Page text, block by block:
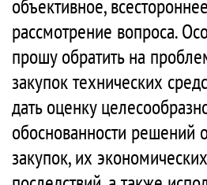
объективное,
рассмотрение вопроса.
прошу обратить на
закупок технических
дать оценку
обоснованности решений
закупок, их